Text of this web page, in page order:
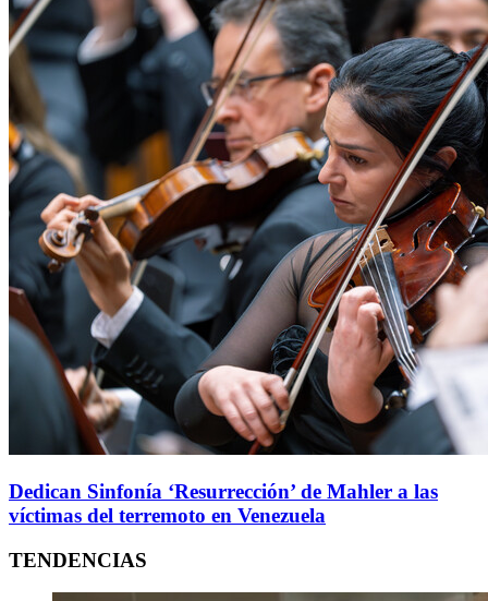
Dedican Sinfonía ‘Resurrección’ de Mahler a las
víctimas del terremoto en Venezuela
TENDENCIAS